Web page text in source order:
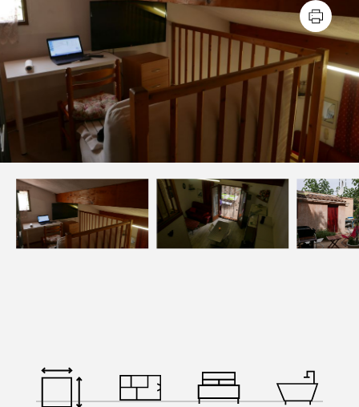
Estimer
NOS SERVICES
Acheter un appartement
Acheter une maison
Acheter un parking
Acheter un commerce
Acheter des bureaux
Estimer votre bien